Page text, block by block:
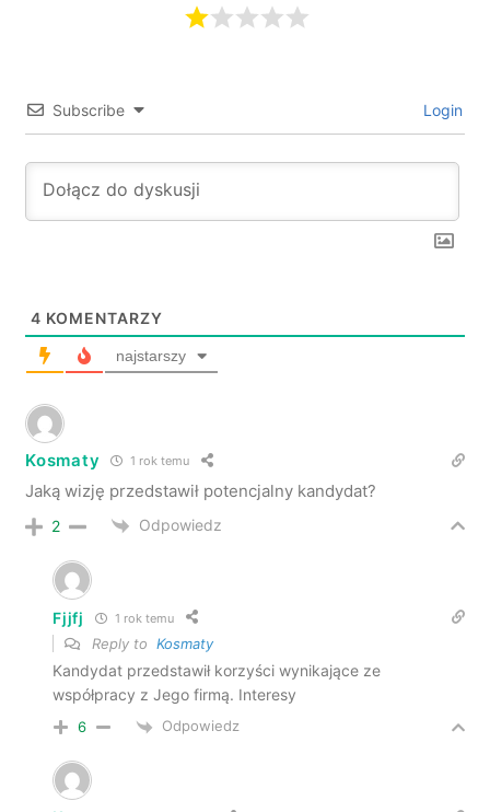
Subscribe Login
4 KOMENTARZY
najstarszy
Kosmaty 1 rok temu
Jaką wizję przedstawił potencjalny kandydat?
2 Odpowiedz
Fjjfj 1 rok temu
Reply toKosmaty
Kandydat przedstawił korzyści wynikające ze
współpracy z Jego firmą. Interesy
6 Odpowiedz